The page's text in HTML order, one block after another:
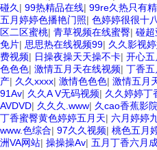
碰久 | 99热精品在线| 99re久热只有
五月婷婷色播艳门照| 色婷婷很很十
区二区蜜桃| 青草视频在线蜜臀| 碰超
免片| 思思热在线视频99| 久久影视
费视频| 日操夜操天天操不卡| 开心五
色色色| 激情五月天在线视频| 丁香五
产| 久久xxxx| 激情色色色| 激情五月
91Av| 久久A V无码视频| 久久婷婷丁
AVDVD| 久久久.www| 久cao香蕉影院
丁香蜜臀黄色婷婷五月天| 六月婷婷
www.色综合| 97久久视频| 桃色五月
洲VA网站| 操操操Av| 五月丁香六月